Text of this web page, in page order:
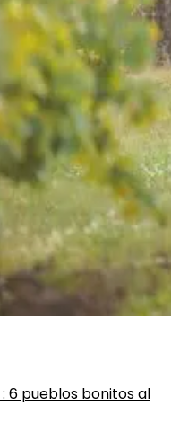
: 6 pueblos bonitos al